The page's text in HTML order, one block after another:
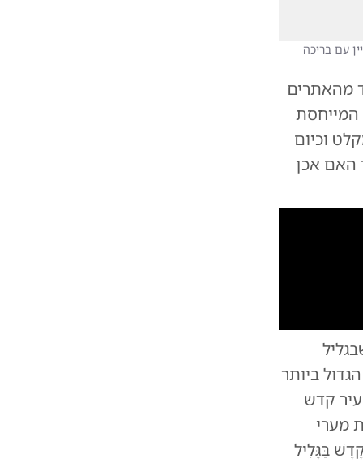
עם בריכה
מהאתרים
וכיום
האם אכן
שרגא שמידלר
ביותר
קדש
מערי
בַּגָּלִיל